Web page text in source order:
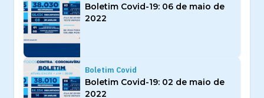
Boletim Covid-19: 06 de maio de
2022
Boletim Covid
Boletim Covid-19: 02 de maio de
2022